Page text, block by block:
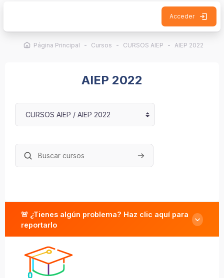
Acceder
Página Principal Cursos CURSOS AIEP AIEP 2022
AIEP 2022
Categorías
Buscar cursos Buscar cursos
🚨 ¿Tienes algún problema? Haz clic aquí para
reportarlo
Reportar un problema